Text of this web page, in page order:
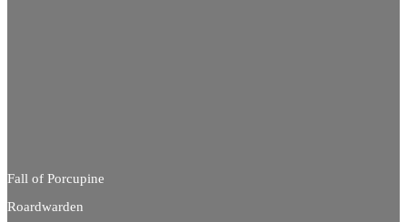
Fall of Porcupine
Roardwarden